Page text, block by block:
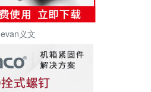
evan义文